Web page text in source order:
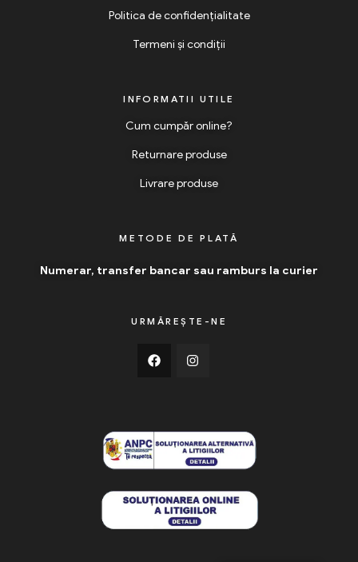
Politica de confidențialitate
Termeni și condiții
INFORMATII UTILE
Cum cumpăr online?
Returnare produse
Livrare produse
METODE DE PLATĂ
Numerar, transfer bancar sau ramburs la curier
URMĂREȘTE-NE